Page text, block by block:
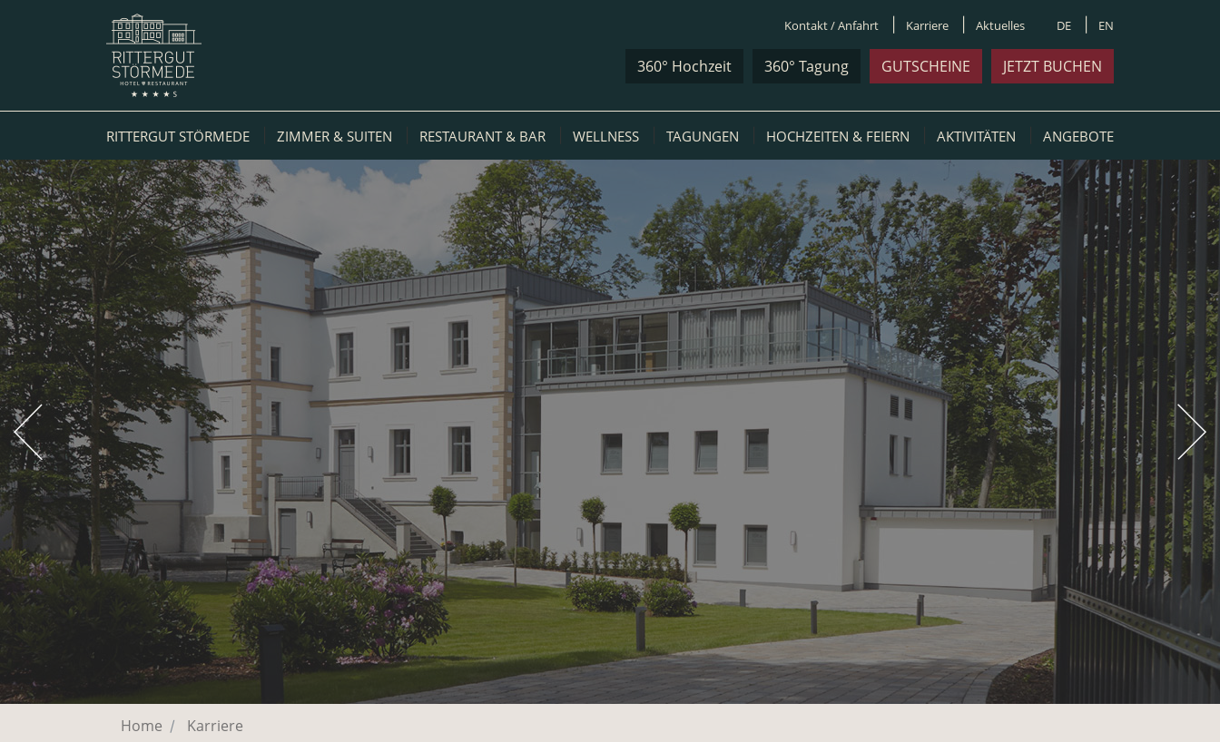
DE EN
Kontakt / Anfahrt Karriere Aktuelles
JETZT BUCHEN
GUTSCHEINE
360° Tagung
360° Hochzeit
RITTERGUT STÖRMEDE ZIMMER & SUITEN RESTAURANT & BAR WELLNESS TAGUNGEN HOCHZEITEN & FEIERN AKTIVITÄTEN ANGEBOTE
Home Karriere